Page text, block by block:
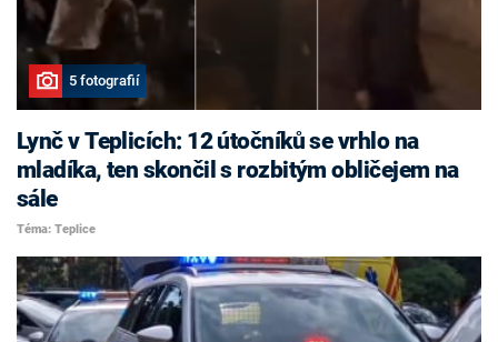
5 fotografií
Lynč v Teplicích: 12 útočníků se vrhlo na
mladíka, ten skončil s rozbitým obličejem na
sále
Téma: Teplice